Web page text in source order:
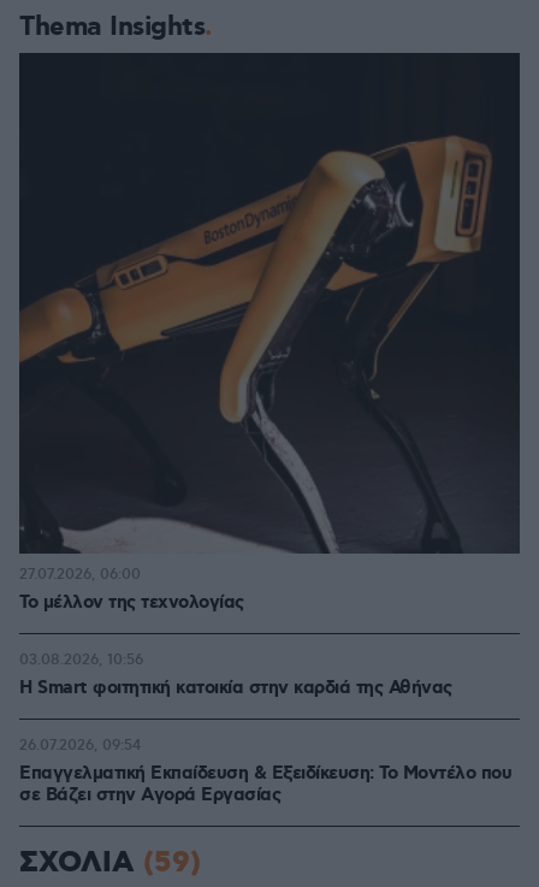
Thema Insights
Το μέλλον της τεχνολογίας
27.07.2026, 06:00
Η Smart φοιτητική κατοικία στην καρδιά της Αθήνας
03.08.2026, 10:56
Επαγγελματική Εκπαίδευση & Εξειδίκευση: Το Mοντέλο που
σε Bάζει στην Aγορά Eργασίας
26.07.2026, 09:54
ΣΧΟΛΙΑ (59)